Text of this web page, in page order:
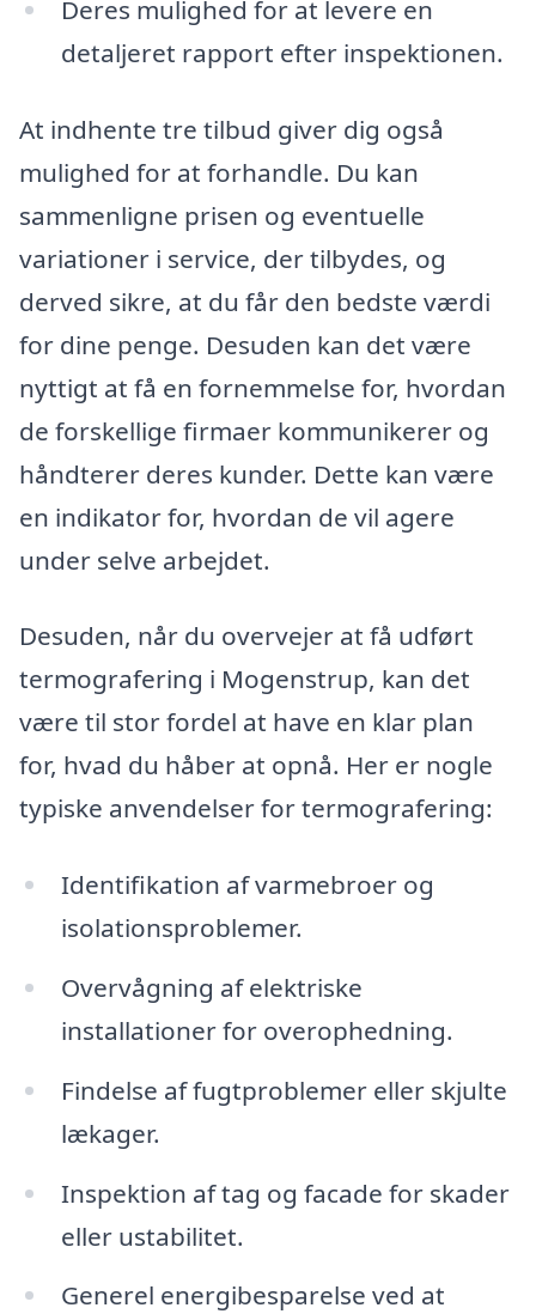
Deres mulighed for at levere en
detaljeret rapport efter inspektionen.
At indhente tre tilbud giver dig også
mulighed for at forhandle. Du kan
sammenligne prisen og eventuelle
variationer i service, der tilbydes, og
derved sikre, at du får den bedste værdi
for dine penge. Desuden kan det være
nyttigt at få en fornemmelse for, hvordan
de forskellige firmaer kommunikerer og
håndterer deres kunder. Dette kan være
en indikator for, hvordan de vil agere
under selve arbejdet.
Desuden, når du overvejer at få udført
termografering i Mogenstrup, kan det
være til stor fordel at have en klar plan
for, hvad du håber at opnå. Her er nogle
typiske anvendelser for termografering:
Identifikation af varmebroer og
isolationsproblemer.
Overvågning af elektriske
installationer for overophedning.
Findelse af fugtproblemer eller skjulte
lækager.
Inspektion af tag og facade for skader
eller ustabilitet.
Generel energibesparelse ved at